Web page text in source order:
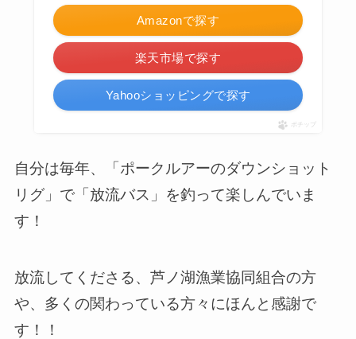
Amazonで探す
楽天市場で探す
Yahooショッピングで探す
ポチップ
自分は毎年、「ポークルアーのダウンショット
リグ」で「放流バス」を釣って楽しんでいま
す！
放流してくださる、芦ノ湖漁業協同組合の方
や、多くの関わっている方々にほんと感謝で
す！！